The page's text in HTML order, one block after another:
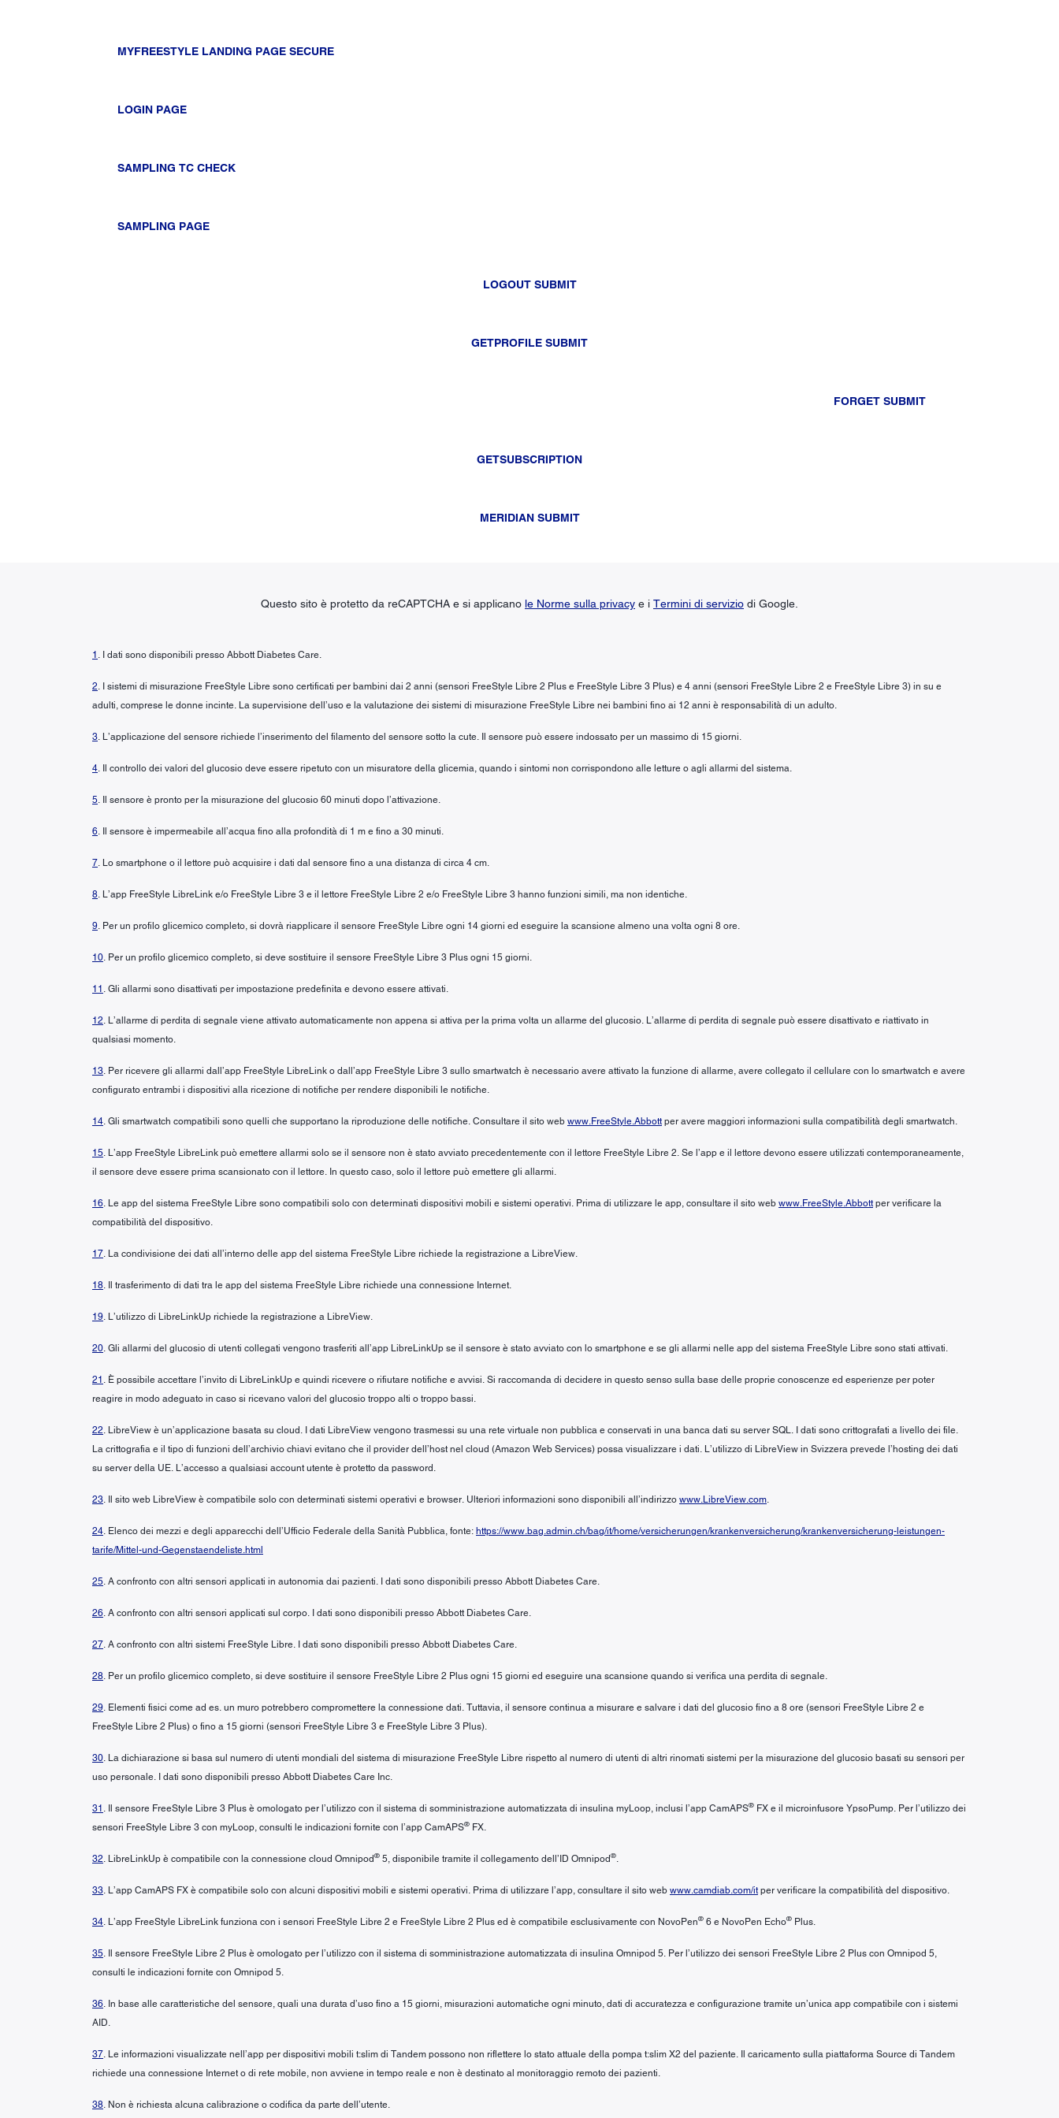
MYFREESTYLE LANDING PAGE SECURE
LOGIN PAGE
SAMPLING TC CHECK
SAMPLING PAGE
LOGOUT SUBMIT
GETPROFILE SUBMIT
FORGET SUBMIT
GETSUBSCRIPTION
MERIDIAN SUBMIT
Questo sito è protetto da reCAPTCHA e si applicano le Norme sulla privacy e i Termini di servizio di Google.
1 . I dati sono disponibili presso Abbott Diabetes Care.
2. I sistemi di misurazione FreeStyle Libre sono certificati per bambini dai 2 anni (sensori FreeStyle Libre 2 Plus e FreeStyle Libre 3 Plus) e 4 anni (sensori FreeStyle Libre 2 e FreeStyle Libre 3) in su e
adulti, comprese le donne incinte. La supervisione dell’uso e la valutazione dei sistemi di misurazione FreeStyle Libre nei bambini fino ai 12 anni è responsabilità di un adulto.
3. L’applicazione del sensore richiede l’inserimento del filamento del sensore sotto la cute. Il sensore può essere indossato per un massimo di 15 giorni.
4. Il controllo dei valori del glucosio deve essere ripetuto con un misuratore della glicemia, quando i sintomi non corrispondono alle letture o agli allarmi del sistema.
5. Il sensore è pronto per la misurazione del glucosio 60 minuti dopo l’attivazione.
6. Il sensore è impermeabile all’acqua fino alla profondità di 1 m e fino a 30 minuti.
7. Lo smartphone o il lettore può acquisire i dati dal sensore fino a una distanza di circa 4 cm.
8. L’app FreeStyle LibreLink e/o FreeStyle Libre 3 e il lettore FreeStyle Libre 2 e/o FreeStyle Libre 3 hanno funzioni simili, ma non identiche.
9. Per un profilo glicemico completo, si dovrà riapplicare il sensore FreeStyle Libre ogni 14 giorni ed eseguire la scansione almeno una volta ogni 8 ore.
10. Per un profilo glicemico completo, si deve sostituire il sensore FreeStyle Libre 3 Plus ogni 15 giorni.
11 . Gli allarmi sono disattivati per impostazione predefinita e devono essere attivati.
12. L’allarme di perdita di segnale viene attivato automaticamente non appena si attiva per la prima volta un allarme del glucosio. L’allarme di perdita di segnale può essere disattivato e riattivato in
qualsiasi momento.
13. Per ricevere gli allarmi dall’app FreeStyle LibreLink o dall’app FreeStyle Libre 3 sullo smartwatch è necessario avere attivato la funzione di allarme, avere collegato il cellulare con lo smartwatch e avere
configurato entrambi i dispositivi alla ricezione di notifiche per rendere disponibili le notifiche.
14. Gli smartwatch compatibili sono quelli che supportano la riproduzione delle notifiche. Consultare il sito web www.FreeStyle.Abbott per avere maggiori informazioni sulla compatibilità degli smartwatch.
15. L’app FreeStyle LibreLink può emettere allarmi solo se il sensore non è stato avviato precedentemente con il lettore FreeStyle Libre 2. Se l’app e il lettore devono essere utilizzati contemporaneamente,
il sensore deve essere prima scansionato con il lettore. In questo caso, solo il lettore può emettere gli allarmi.
16. Le app del sistema FreeStyle Libre sono compatibili solo con determinati dispositivi mobili e sistemi operativi. Prima di utilizzare le app, consultare il sito web www.FreeStyle.Abbott per verificare la
compatibilità del dispositivo.
17. La condivisione dei dati all’interno delle app del sistema FreeStyle Libre richiede la registrazione a LibreView.
18. Il trasferimento di dati tra le app del sistema FreeStyle Libre richiede una connessione Internet.
19. L’utilizzo di LibreLinkUp richiede la registrazione a LibreView.
20. Gli allarmi del glucosio di utenti collegati vengono trasferiti all’app LibreLinkUp se il sensore è stato avviato con lo smartphone e se gli allarmi nelle app del sistema FreeStyle Libre sono stati attivati.
21 . È possibile accettare l’invito di LibreLinkUp e quindi ricevere o rifiutare notifiche e avvisi. Si raccomanda di decidere in questo senso sulla base delle proprie conoscenze ed esperienze per poter
reagire in modo adeguato in caso si ricevano valori del glucosio troppo alti o troppo bassi.
22. LibreView è un’applicazione basata su cloud. I dati LibreView vengono trasmessi su una rete virtuale non pubblica e conservati in una banca dati su server SQL. I dati sono crittografati a livello dei file.
La crittografia e il tipo di funzioni dell’archivio chiavi evitano che il provider dell’host nel cloud (Amazon Web Services) possa visualizzare i dati. L’utilizzo di LibreView in Svizzera prevede l’hosting dei dati
su server della UE. L’accesso a qualsiasi account utente è protetto da password.
23. Il sito web LibreView è compatibile solo con determinati sistemi operativi e browser. Ulteriori informazioni sono disponibili all’indirizzo www.LibreView.com.
24. Elenco dei mezzi e degli apparecchi dell’Ufficio Federale della Sanità Pubblica, fonte: https://www.bag.admin.ch/bag/it/home/versicherungen/krankenversicherung/krankenversicherung-leistungen-
tarife/Mittel-und-Gegenstaendeliste.html
25. A confronto con altri sensori applicati in autonomia dai pazienti. I dati sono disponibili presso Abbott Diabetes Care.
26. A confronto con altri sensori applicati sul corpo. I dati sono disponibili presso Abbott Diabetes Care.
27. A confronto con altri sistemi FreeStyle Libre. I dati sono disponibili presso Abbott Diabetes Care.
28. Per un profilo glicemico completo, si deve sostituire il sensore FreeStyle Libre 2 Plus ogni 15 giorni ed eseguire una scansione quando si verifica una perdita di segnale.
29. Elementi fisici come ad es. un muro potrebbero compromettere la connessione dati. Tuttavia, il sensore continua a misurare e salvare i dati del glucosio fino a 8 ore (sensori FreeStyle Libre 2 e
FreeStyle Libre 2 Plus) o fino a 15 giorni (sensori FreeStyle Libre 3 e FreeStyle Libre 3 Plus).
30. La dichiarazione si basa sul numero di utenti mondiali del sistema di misurazione FreeStyle Libre rispetto al numero di utenti di altri rinomati sistemi per la misurazione del glucosio basati su sensori per
uso personale. I dati sono disponibili presso Abbott Diabetes Care Inc.
31 . Il sensore FreeStyle Libre 3 Plus è omologato per l’utilizzo con il sistema di somministrazione automatizzata di insulina myLoop, inclusi l’app CamAPS® FX e il microinfusore YpsoPump. Per l’utilizzo dei
sensori FreeStyle Libre 3 con myLoop, consulti le indicazioni fornite con l’app CamAPS® FX.
32. LibreLinkUp è compatibile con la connessione cloud Omnipod® 5, disponibile tramite il collegamento dell’ID Omnipod®.
33. L’app CamAPS FX è compatibile solo con alcuni dispositivi mobili e sistemi operativi. Prima di utilizzare l’app, consultare il sito web www.camdiab.com/it per verificare la compatibilità del dispositivo.
34. L’app FreeStyle LibreLink funziona con i sensori FreeStyle Libre 2 e FreeStyle Libre 2 Plus ed è compatibile esclusivamente con NovoPen® 6 e NovoPen Echo® Plus.
35. Il sensore FreeStyle Libre 2 Plus è omologato per l’utilizzo con il sistema di somministrazione automatizzata di insulina Omnipod 5. Per l’utilizzo dei sensori FreeStyle Libre 2 Plus con Omnipod 5,
consulti le indicazioni fornite con Omnipod 5.
36. In base alle caratteristiche del sensore, quali una durata d’uso fino a 15 giorni, misurazioni automatiche ogni minuto, dati di accuratezza e configurazione tramite un’unica app compatibile con i sistemi
AID.
37. Le informazioni visualizzate nell’app per dispositivi mobili t:slim di Tandem possono non riflettere lo stato attuale della pompa t:slim X2 del paziente. Il caricamento sulla piattaforma Source di Tandem
richiede una connessione Internet o di rete mobile, non avviene in tempo reale e non è destinato al monitoraggio remoto dei pazienti.
38. Non è richiesta alcuna calibrazione o codifica da parte dell’utente.